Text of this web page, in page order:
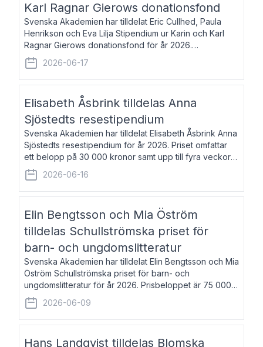
Karl Ragnar Gierows donationsfond
Svenska Akademien har tilldelat Eric Cullhed, Paula
Henrikson och Eva Lilja Stipendium ur Karin och Karl
Ragnar Gierows donationsfond för år 2026.
Stipendiebeloppet är på 70 000 kronor vardera. Eric
Cullhed, född 1985, är professor i grekis
2026-06-17
Elisabeth Åsbrink tilldelas Anna
Sjöstedts resestipendium
Svenska Akademien har tilldelat Elisabeth Åsbrink Anna
Sjöstedts resestipendium för år 2026. Priset omfattar
ett belopp på 30 000 kronor samt upp till fyra veckors
fri vistelse i Akademiens lägenhet i Berlin. Elisabeth
Åsbrink, född 1965 oc
2026-06-16
Elin Bengtsson och Mia Öström
tilldelas Schullströmska priset för
barn- och ungdomslitteratur
Svenska Akademien har tilldelat Elin Bengtsson och Mia
Öström Schullströmska priset för barn- och
ungdomslitteratur för år 2026. Prisbeloppet är 75 000
kronor vardera. Elin Bengtsson, född 1987, är författare
och forskare i genusvetenskap.
2026-06-09
Hans Landqvist tilldelas Blomska